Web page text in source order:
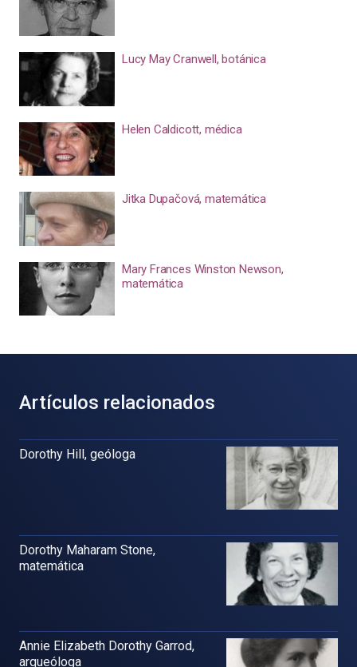
Lucy May Cranwell, botánica
Helen Caldicott, médica
Jitka Dupačová, matemática
Mary Frances Winston Newson,
matemática
Artículos relacionados
Dorothy Hill, geóloga
Dorothy Maharam Stone,
matemática
Annie Elizabeth Dorothy Garrod,
arqueóloga